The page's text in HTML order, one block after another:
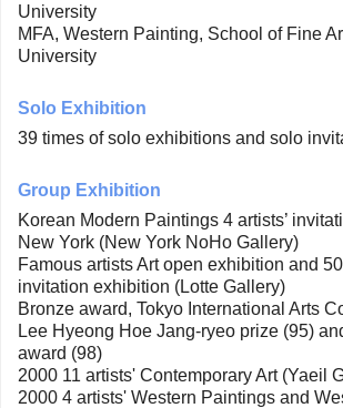
University
MFA, Western Painting, School of Fine
University
Solo Exhibition
39 times of solo exhibitions and solo
Group Exhibition
Korean Modern Paintings 4 artists’
New York (New York NoHo Gallery)
Famous artists Art open exhibition and
invitation exhibition (Lotte Gallery)
Bronze award, Tokyo International Arts
Lee Hyeong Hoe Jang-ryeo prize (95)
award (98)
2000 11 artists' Contemporary Art (Yaeil
2000 4 artists' Western Paintings and